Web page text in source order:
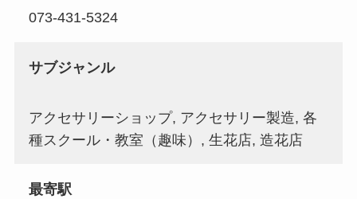
073-431-5324
サブジャンル
アクセサリーショップ, アクセサリー製造, 各
種スクール・教室（趣味）, 生花店, 造花店
最寄駅